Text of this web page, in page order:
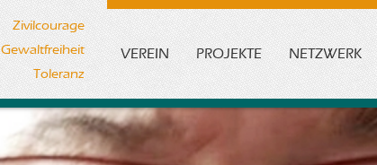
VEREIN PROJEKTE NETZWERK
Zivilcourage
Gewaltfreiheit
Toleranz